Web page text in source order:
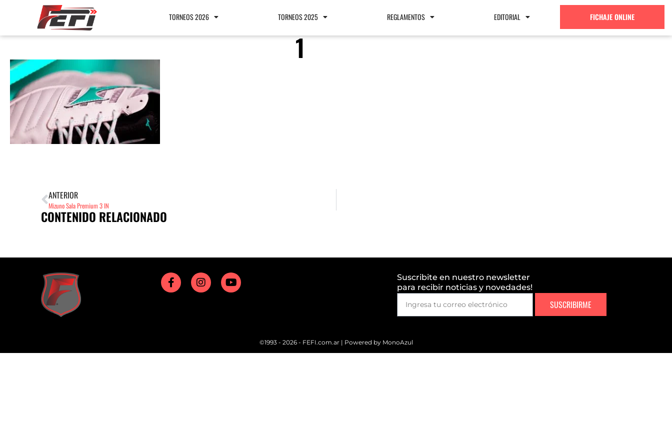
TORNEOS 2026 TORNEOS 2025 REGLAMENTOS EDITORIAL FICHAJE ONLINE
1
ANTERIOR
Mizuno Sala Premium 3 IN
CONTENIDO RELACIONADO
Suscribite en nuestro newsletter
para recibir noticias y novedades!
SUSCRIBIRME
©1993 - 2026 - FEFI.com.ar | Powered by MonoAzul